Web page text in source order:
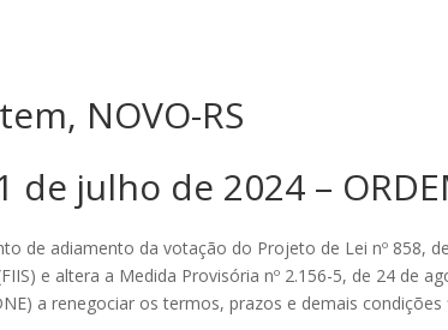
NOVO-RS
julho de 2024 –
de adiamento da votação do Projeto de Lei nº 858,
e altera a Medida Provisória nº 2.156-5, de 24 de
a renegociar os termos, prazos e demais